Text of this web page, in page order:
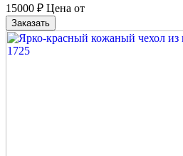
15000 ₽ Цена от
Заказать